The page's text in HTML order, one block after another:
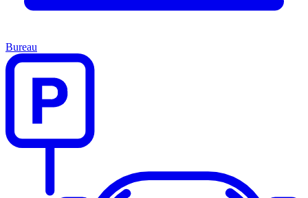
Bureau